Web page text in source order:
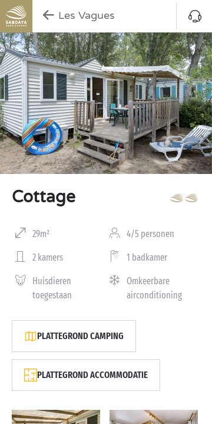
Les Vagues
Cottage
29m² 4/5 personen
2 kamers 1 badkamer
Huisdieren
toegestaan
Omkeerbare
airconditioning
PLATTEGROND CAMPING
PLATTEGROND ACCOMMODATIE